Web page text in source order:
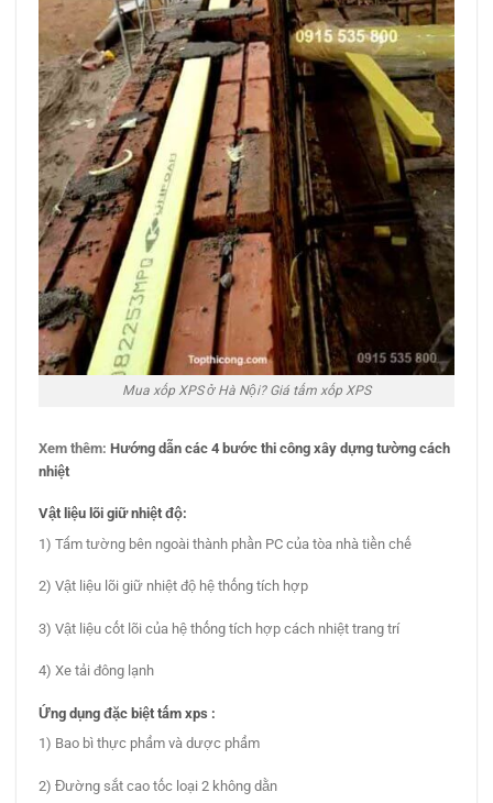
Mua xốp XPS ở Hà Nội? Giá tấm xốp XPS
Xem thêm:Hướng dẫn các 4 bước thi công xây dựng tường cách
nhiệt
Vật liệu lõi giữ nhiệt độ:
1) Tấm tường bên ngoài thành phần PC của tòa nhà tiền chế
2) Vật liệu lõi giữ nhiệt độ hệ thống tích hợp
3) Vật liệu cốt lõi của hệ thống tích hợp cách nhiệt trang trí
4) Xe tải đông lạnh
Ứng dụng đặc biệt tấm xps :
1) Bao bì thực phẩm và dược phẩm
2) Đường sắt cao tốc loại 2 không dằn